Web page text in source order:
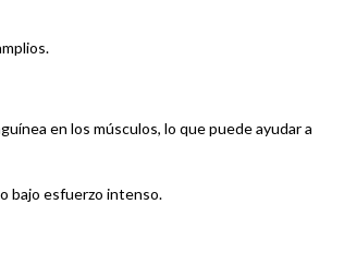
en los músculos, lo que puede ayudar a
bajo esfuerzo intenso.